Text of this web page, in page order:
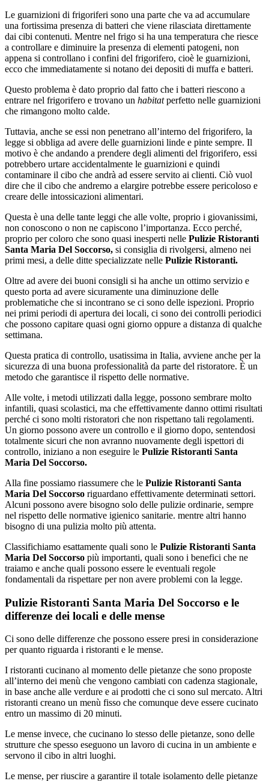
Le guarnizioni di frigoriferi sono una parte che va ad accumulare
una fortissima presenza di batteri che viene rilasciata direttamente
dai cibi contenuti. Mentre nel frigo si ha una temperatura che riesce
a controllare e diminuire la presenza di elementi patogeni, non
appena si controllano i confini del frigorifero, cioè le guarnizioni,
ecco che immediatamente si notano dei depositi di muffa e batteri.
Questo problema è dato proprio dal fatto che i batteri riescono a
entrare nel frigorifero e trovano un habitatperfetto nelle guarnizioni
che rimangono molto calde.
Tuttavia, anche se essi non penetrano all’interno del frigorifero, la
legge si obbliga ad avere delle guarnizioni linde e pinte sempre. Il
motivo è che andando a prendere degli alimenti del frigorifero, essi
potrebbero urtare accidentalmente le guarnizioni e quindi
contaminare il cibo che andrà ad essere servito ai clienti. Ciò vuol
dire che il cibo che andremo a elargire potrebbe essere pericoloso e
creare delle intossicazioni alimentari.
Questa è una delle tante leggi che alle volte, proprio i giovanissimi,
non conoscono o non ne capiscono l’importanza. Ecco perché,
proprio per coloro che sono quasi inesperti nelle Pulizie Ristoranti
Santa Maria Del Soccorso, si consiglia di rivolgersi, almeno nei
primi mesi, a delle ditte specializzate nelle Pulizie Ristoranti.
Oltre ad avere dei buoni consigli si ha anche un ottimo servizio e
questo porta ad avere sicuramente una diminuzione delle
problematiche che si incontrano se ci sono delle ispezioni. Proprio
nei primi periodi di apertura dei locali, ci sono dei controlli periodici
che possono capitare quasi ogni giorno oppure a distanza di qualche
settimana.
Questa pratica di controllo, usatissima in Italia, avviene anche per la
sicurezza di una buona professionalità da parte del ristoratore. È un
metodo che garantisce il rispetto delle normative.
Alle volte, i metodi utilizzati dalla legge, possono sembrare molto
infantili, quasi scolastici, ma che effettivamente danno ottimi risultati
perché ci sono molti ristoratori che non rispettano tali regolamenti.
Un giorno possono avere un controllo e il giorno dopo, sentendosi
totalmente sicuri che non avranno nuovamente degli ispettori di
controllo, iniziano a non eseguire le Pulizie Ristoranti Santa
Maria Del Soccorso.
Alla fine possiamo riassumere che le Pulizie Ristoranti Santa
Maria Del Soccorso riguardano effettivamente determinati settori.
Alcuni possono avere bisogno solo delle pulizie ordinarie, sempre
nel rispetto delle normative igienico sanitarie. mentre altri hanno
bisogno di una pulizia molto più attenta.
Classifichiamo esattamente quali sono le Pulizie Ristoranti Santa
Maria Del Soccorso più importanti, quali sono i benefici che ne
traiamo e anche quali possono essere le eventuali regole
fondamentali da rispettare per non avere problemi con la legge.
Pulizie Ristoranti Santa Maria Del Soccorso e le
differenze dei locali e delle mense
Ci sono delle differenze che possono essere presi in considerazione
per quanto riguarda i ristoranti e le mense.
I ristoranti cucinano al momento delle pietanze che sono proposte
all’interno dei menù che vengono cambiati con cadenza stagionale,
in base anche alle verdure e ai prodotti che ci sono sul mercato. Altri
ristoranti creano un menù fisso che comunque deve essere cucinato
entro un massimo di 20 minuti.
Le mense invece, che cucinano lo stesso delle pietanze, sono delle
strutture che spesso eseguono un lavoro di cucina in un ambiente e
servono il cibo in altri luoghi.
Le mense, per riuscire a garantire il totale isolamento delle pietanze